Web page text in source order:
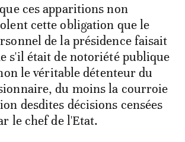
ces apparitions non
cette obligation que le
de la présidence faisait
s'il était de notoriété publique
le véritable détenteur du
du moins la courroie
desdites décisions censées
le chef de l'Etat.